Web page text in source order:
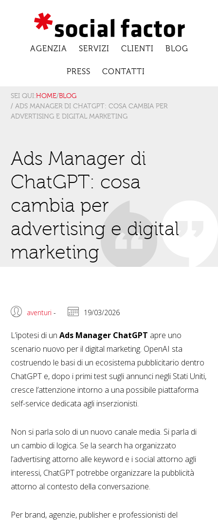
AGENZIA SERVIZI CLIENTI BLOG
PRESS CONTATTI
SEI QUI:HOME/BLOG
/ ADS MANAGER DI CHATGPT: COSA CAMBIA PER
ADVERTISING E DIGITAL MARKETING
Ads Manager di
ChatGPT: cosa
cambia per
advertising e digital
marketing
aventuri - 19/03/2026
L’ipotesi di unAds Manager ChatGPT apre uno
scenario nuovo per il digital marketing. OpenAI sta
costruendo le basi di un ecosistema pubblicitario dentro
ChatGPT e, dopo i primi test sugli annunci negli Stati Uniti,
cresce l’attenzione intorno a una possibile piattaforma
self-service dedicata agli inserzionisti.
Non si parla solo di un nuovo canale media. Si parla di
un cambio di logica. Se la search ha organizzato
l’advertising attorno alle keyword e i social attorno agli
interessi, ChatGPT potrebbe organizzare la pubblicità
attorno al contesto della conversazione.
Per brand, agenzie, publisher e professionisti del